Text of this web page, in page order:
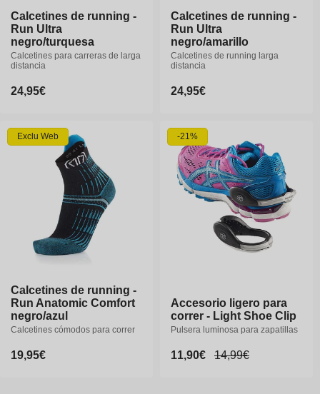
Calcetines de running -
Run Ultra
negro/turquesa
Calcetines para carreras de larga
distancia
Precio
24,95€
Calcetines de running -
Run Ultra
negro/turquesa
Calcetines para carreras de larga
distancia
Precio
24,95€
37-38
39-40
40-41
42-43
47-49
Calcetines de running -
Run Ultra
negro/amarillo
Calcetines de running larga
distancia
Precio
24,95€
Calcetines de running -
Run Ultra
negro/amarillo
Calcetines de running larga
distancia
Precio
24,95€
37-38
39-40
42-43
44-46
Exclu Web
Calcetines de running -
Run Anatomic Comfort
negro/azul
Calcetines cómodos para correr
Precio
19,95€
Calcetines de running -
Run Anatomic Comfort
negro/azul
Calcetines cómodos para correr
Precio
19,95€
-21%
Accesorio ligero para
correr - Light Shoe Clip
Pulsera luminosa para zapatillas
Precio
11,90€
Precio
14,99€